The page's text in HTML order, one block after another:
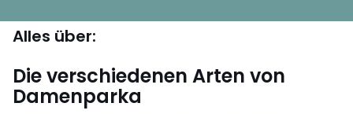
Alles über:
Die verschiedenen Arten von
Damenparka